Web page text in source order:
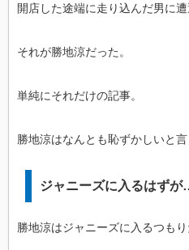
開店した途端に走り込んだ男に遭
それが勝地涼だった。
単純にそれだけの記事。
勝地涼はなんとも恥ずかしいと言
ジャニーズに入るはず
勝地涼はジャニーズに入るつもり